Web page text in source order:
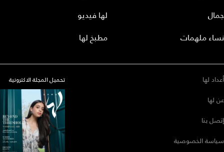
جمال
نساء ملهمات
لها فيديو
مطبخ لها
أعداد لها
عن لها
إتصل بنا
سياسة الخصوصية
تحميل المجلة الاكترونية